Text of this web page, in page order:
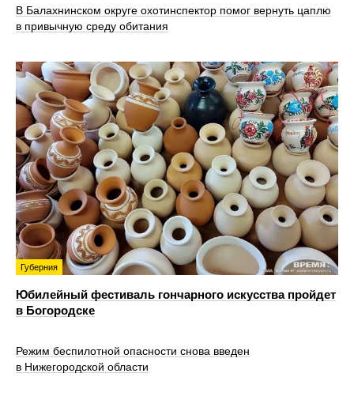
В Балахнинском округе охотинспектор помог вернуть цаплю
в привычную среду обитания
Губерния
Юбилейный фестиваль гончарного искусства пройдет
в Богородске
Режим беспилотной опасности снова введен
в Нижегородской области